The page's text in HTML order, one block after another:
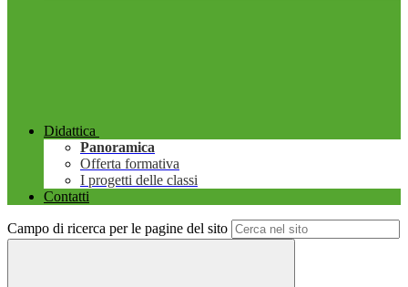
Didattica
Panoramica
Offerta formativa
I progetti delle classi
Contatti
Campo di ricerca per le pagine del sito